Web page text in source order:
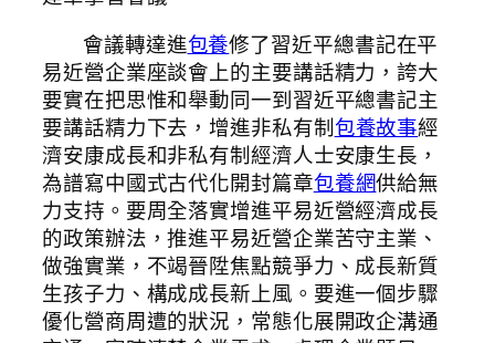
會議轉達進包養修了習近平總書記在平
易近營企業座談會上的主要講話精力，誇大
要實在把思惟和舉動同一到習近平總書記主
要講話精力下去，增進非私有制包養故事經
濟安康成長和非私有制經濟人士安康生長，
為譜寫中國式古代化開封篇章包養網供給無
力支持。要周全落實增進平易近營經濟成長
的政策辦法，推進平易近營企業苦守主業、
做強實業，不竭晉陞焦點競爭力、成長新質
生孩子力、構成成長新上風。要進一個步驟
優化營商周遭的狀況，常態化展開政企溝通